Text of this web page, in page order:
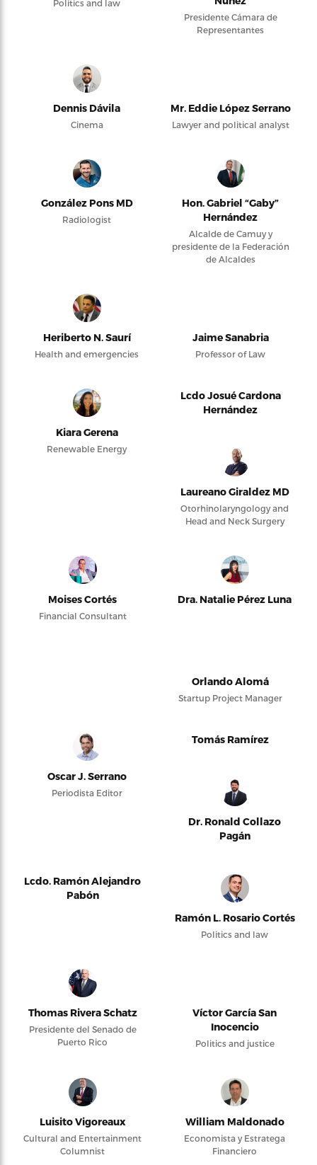
Politics and law
Presidente Cámara de
Representantes
Dennis Dávila
Cinema
Mr. Eddie López Serrano
Lawyer and political analyst
González Pons MD
Radiologist
Hon. Gabriel “Gaby”
Hernández
Alcalde de Camuy y
presidente de la Federación
de Alcaldes
Heriberto N. Saurí
Health and emergencies
Jaime Sanabria
Professor of Law
Kiara Gerena
Renewable Energy
Lcdo Josué Cardona
Hernández
Laureano Giraldez MD
Otorhinolaryngology and
Head and Neck Surgery
Moises Cortés
Financial Consultant
Dra. Natalie Pérez Luna
Orlando Alomá
Startup Project Manager
Oscar J. Serrano
Periodista Editor
Tomás Ramírez
Dr. Ronald Collazo
Pagán
Lcdo. Ramón Alejandro
Pabón
Ramón L. Rosario Cortés
Politics and law
Thomas Rivera Schatz
Presidente del Senado de
Puerto Rico
Víctor García San
Inocencio
Politics and justice
Luisito Vigoreaux
Cultural and Entertainment
Columnist
William Maldonado
Economista y Estratega
Financiero